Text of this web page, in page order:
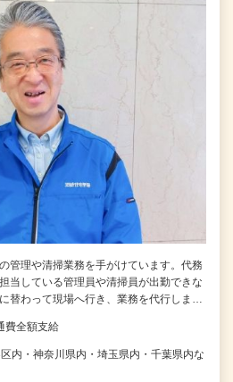
管理や清掃業務を手がけています。代務
当している管理員や清掃員が出勤できな
替わって現場へ行き、業務を代行しま…
費全額支給
内・神奈川県内・埼玉県内・千葉県内な